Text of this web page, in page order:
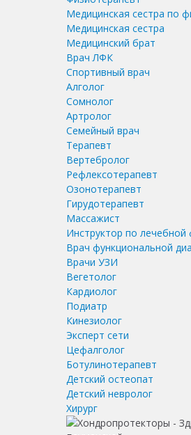
Медицинская сестра по
Медицинская сестра
Медицинский брат
Врач ЛФК
Спортивный врач
Алголог
Сомнолог
Артролог
Семейный врач
Терапевт
Вертебролог
Рефлексотерапевт
Озонотерапевт
Гирудотерапевт
Массажист
Инструктор по лечебной
Врач функциональной
Врачи УЗИ
Вегетолог
Кардиолог
Подиатр
Кинезиолог
Эксперт сети
Цефалголог
Ботулинотерапевт
Детский остеопат
Детский невролог
Хирург